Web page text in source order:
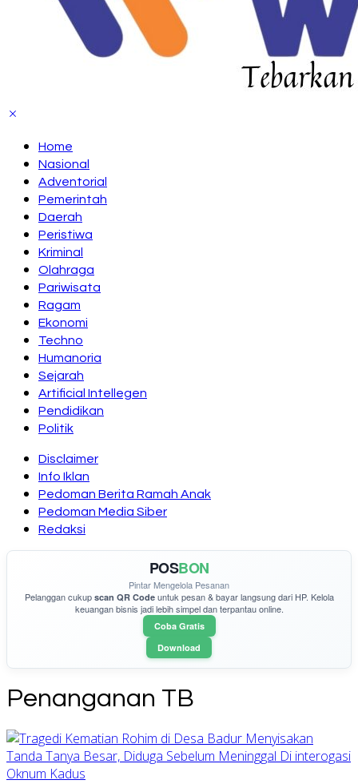
Home
Nasional
Adventorial
Pemerintah
Daerah
Peristiwa
Kriminal
Olahraga
Pariwisata
Ragam
Ekonomi
Techno
Humanoria
Sejarah
Artificial Intellegen
Pendidikan
Politik
Disclaimer
Info Iklan
Pedoman Berita Ramah Anak
Pedoman Media Siber
Redaksi
POSBON
Pintar Mengelola Pesanan
Pelanggan cukup scan QR Codeuntuk pesan & bayar langsung dari HP. Kelola
keuangan bisnis jadi lebih simpel dan terpantau online.
Coba Gratis
Download
Penanganan TB